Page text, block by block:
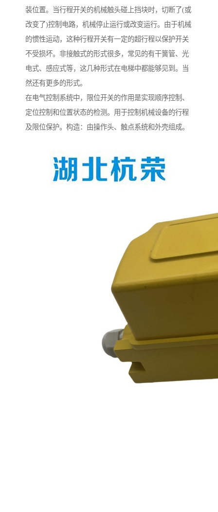
装位置。当行程开关的机械触头碰上挡块时，切断了(或
改变了)控制电路，机械停止运行或改变运行。由于机械
的惯性运动，这种行程开关有一定的超行程以保护开关
不受损坏。非接触式的形式很多，常见的有干簧管、光
电式、感应式等，这几种形式在电梯中都能够见到。当
然还有更多的形式。
在电气控制系统中，限位开关的作用是实现顺序控制、
定位控制和位置状态的检测。用于控制机械设备的行程
及限位保护。构造：由操作头、触点系统和外壳组成。